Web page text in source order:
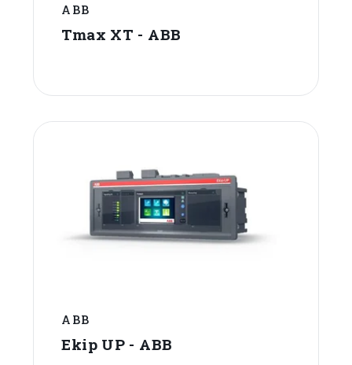
ABB
Tmax XT - ABB
ABB
Ekip UP - ABB